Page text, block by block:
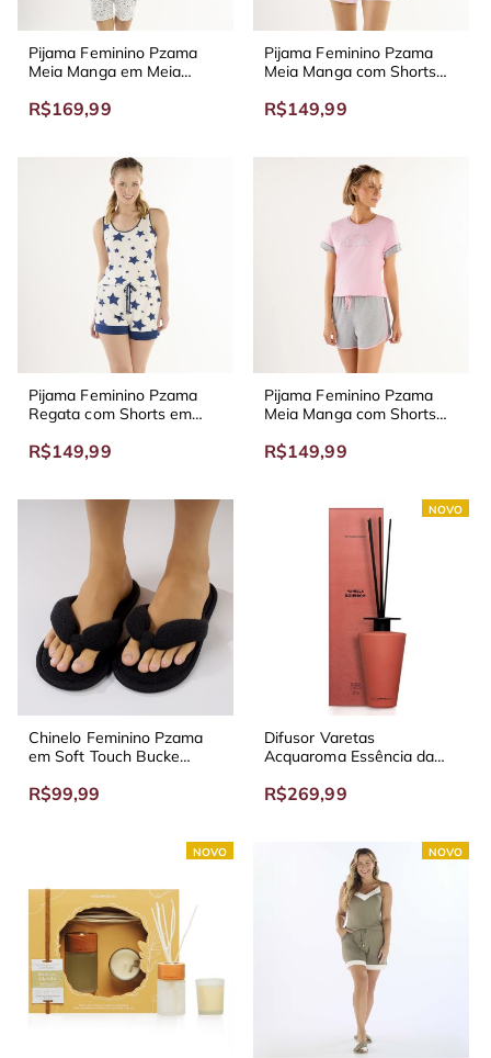
Pijama Feminino Pzama
Meia Manga em Meia
Cidreira
R$169,99
Pijama Feminino Pzama
Meia Manga com Shorts
R$149,99
Pijama Feminino Pzama
Regata com Shorts em
R$149,99
Pijama Feminino Pzama
Meia Manga com Shorts
R$149,99
Chinelo Feminino Pzama
em Soft Touch Bucke
R$99,99
NOVO
Difusor Varetas
Acquaroma Essência da
R$269,99
NOVO NOVO